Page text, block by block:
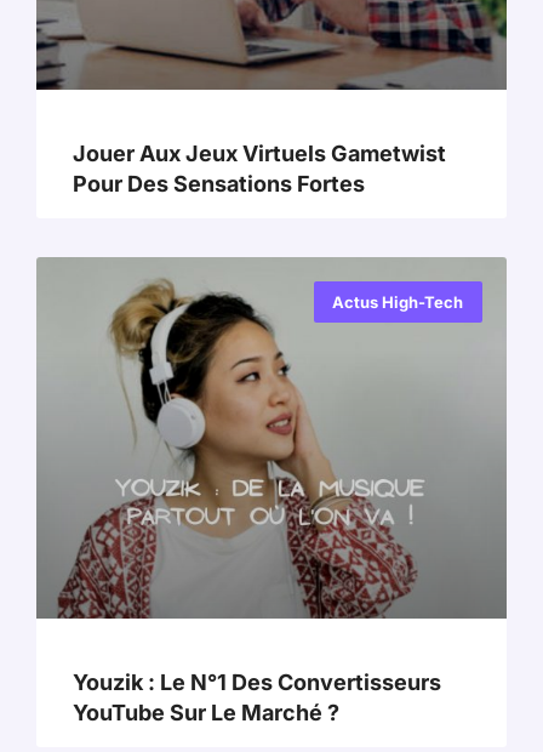
Jouer Aux Jeux Virtuels Gametwist
Pour Des Sensations Fortes
Actus High-Tech
Youzik : Le N°1 Des Convertisseurs
YouTube Sur Le Marché ?